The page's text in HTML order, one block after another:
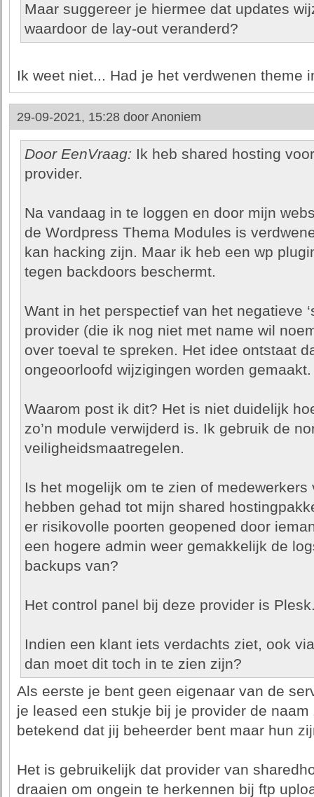
Maar suggereer je hiermee dat updates
waardoor de lay-out veranderd?
Ik weet niet... Had je het verdwenen theme
29-09-2021, 15:28 door Anoniem
Door EenVraag: Ik heb shared hosting
provider.
Na vandaag in te loggen en door mijn
de Wordpress Thema Modules is
kan hacking zijn. Maar ik heb een wp
tegen backdoors beschermt.
Want in het perspectief van het negatieve
provider (die ik nog niet met name wil
over toeval te spreken. Het idee ontstaat
ongeoorloofd wijzigingen worden gemaakt.
Waarom post ik dit? Het is niet duidelijk
zo’n module verwijderd is. Ik gebruik de
veiligheidsmaatregelen.
Is het mogelijk om te zien of
hebben gehad tot mijn shared
er risikovolle poorten geopened door
een hogere admin weer gemakkelijk de
backups van?
Het control panel bij deze provider is
Indien een klant iets verdachts ziet, ook
dan moet dit toch in te zien zijn?
Als eerste je bent geen eigenaar van de
je leased een stukje bij je provider de
betekend dat jij beheerder bent maar hun
Het is gebruikelijk dat provider van
draaien om ongein te herkennen bij ftp